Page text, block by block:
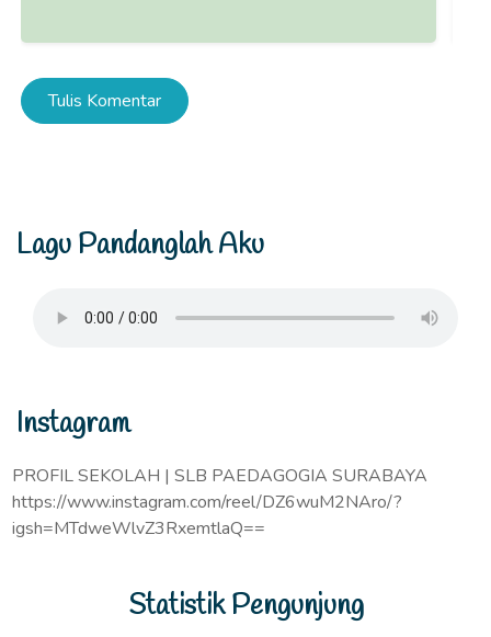
Tulis Komentar
Lagu Pandanglah Aku
Instagram
PROFIL SEKOLAH | SLB PAEDAGOGIA SURABAYA
https://www.instagram.com/reel/DZ6wuM2NAro/?
igsh=MTdweWlvZ3RxemtlaQ==
Statistik Pengunjung